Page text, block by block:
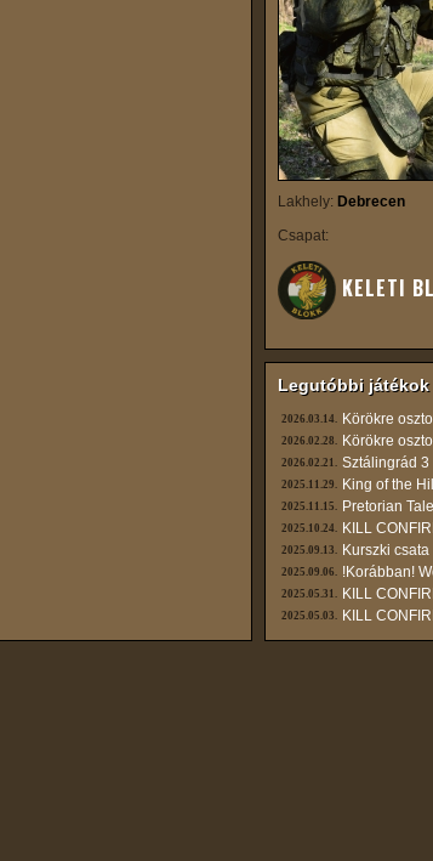
Lakhely: Debrecen
Csapat:
KELETI
Legutóbbi játékok
2026.03.14. Körökre
2026.02.28.
2026.02.21. Sztálingrád 3
2025.11.29.
2025.11.15. Pretorian
2025.10.24. KILL
2025.09.13. Kurszki csata
2025.09.06.
2025.05.31. KILL
2025.05.03. KILL